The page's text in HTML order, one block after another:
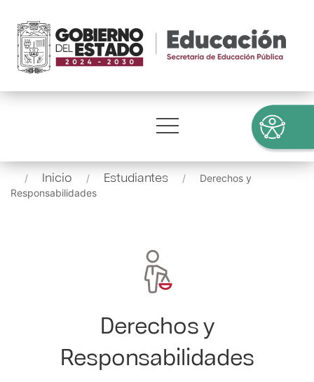
Inicio Estudiantes
Derechos y
Responsabilidades
Derechos y
Responsabilidades